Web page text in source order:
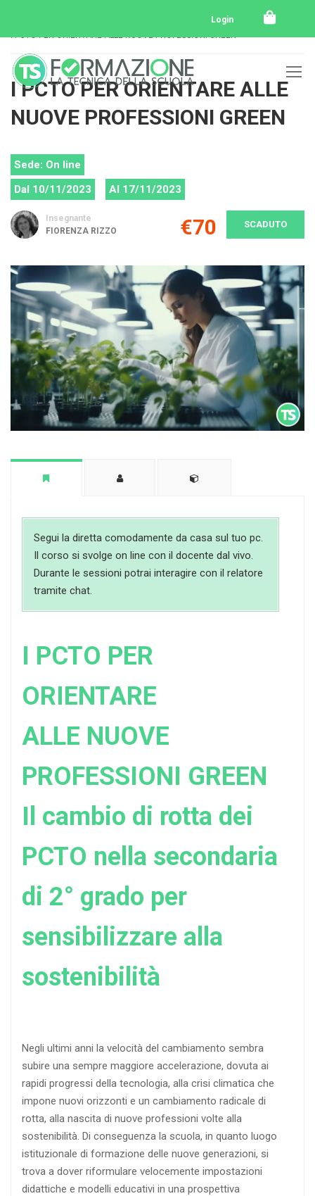
Login
I PCTO PER ORIENTARE ALLE NUOVE PROFESSIONI GREEN
I PCTO PER ORIENTARE ALLE
NUOVE PROFESSIONI GREEN
Sede: On line
Dal 10/11/2023
Al 17/11/2023
Insegnante
FIORENZA RIZZO
€70 SCADUTO
Segui la diretta comodamente da casa sul tuo pc.
Il corso si svolge on line con il docente dal vivo.
Durante le sessioni potrai interagire con il relatore
tramite chat.
I PCTO PER
ORIENTARE
ALLE NUOVE
PROFESSIONI GREEN
Il cambio di rotta dei
PCTO nella secondaria
di 2° grado per
sensibilizzare alla
sostenibilità
Negli ultimi anni la velocità del cambiamento sembra
subire una sempre maggiore accelerazione, dovuta ai
rapidi progressi della tecnologia, alla crisi climatica che
impone nuovi orizzonti e un cambiamento radicale di
rotta, alla nascita di nuove professioni volte alla
sostenibilità. Di conseguenza la scuola, in quanto luogo
istituzionale di formazione delle nuove generazioni, si
trova a dover riformulare velocemente impostazioni
didattiche e modelli educativi in una prospettiva